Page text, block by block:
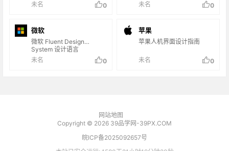
未名
0
未名
0
微软
微软 Fluent Design
System 设计语言
未名
0
苹果
苹果人机界面设计指南
未名 0
网站地图
Copyright © 2026 39品学网-39PX.COM
皖ICP备2025092657号